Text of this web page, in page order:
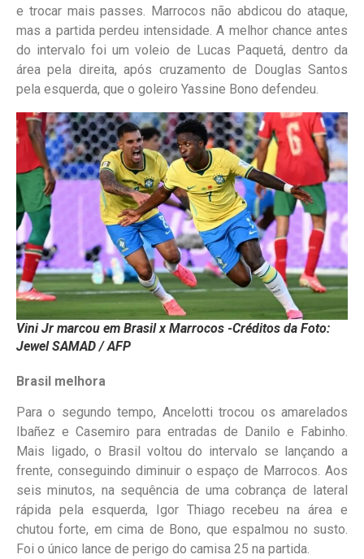
e trocar mais passes. Marrocos não abdicou do ataque,
mas a partida perdeu intensidade. A melhor chance antes
do intervalo foi um voleio de Lucas Paquetá, dentro da
área pela direita, após cruzamento de Douglas Santos
pela esquerda, que o goleiro Yassine Bono defendeu.
Vini Jr marcou em Brasil x Marrocos -Créditos da Foto:
Jewel SAMAD / AFP
Brasil melhora
Para o segundo tempo, Ancelotti trocou os amarelados
Ibañez e Casemiro para entradas de Danilo e Fabinho.
Mais ligado, o Brasil voltou do intervalo se lançando a
frente, conseguindo diminuir o espaço de Marrocos. Aos
seis minutos, na sequência de uma cobrança de lateral
rápida pela esquerda, Igor Thiago recebeu na área e
chutou forte, em cima de Bono, que espalmou no susto.
Foi o único lance de perigo do camisa 25 na partida.